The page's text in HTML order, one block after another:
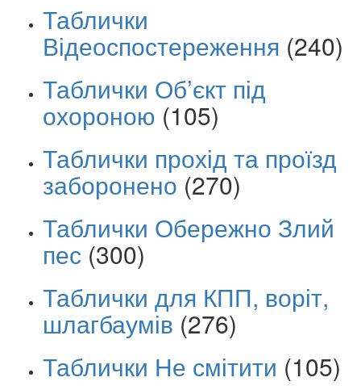
Таблички
Відеоспостереження (240)
Таблички Об’єкт під
охороною (105)
Таблички прохід та проїзд
заборонено (270)
Таблички Обережно Злий
пес (300)
Таблички для КПП, воріт,
шлагбаумів (276)
Таблички Не смітити (105)